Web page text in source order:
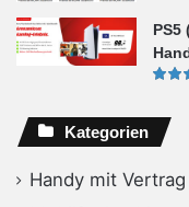
PS5
Kategorien
Handy mit Vertrag